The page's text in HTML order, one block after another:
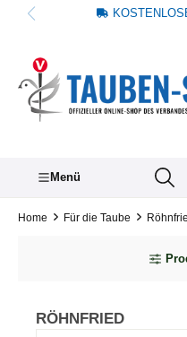
springen
Menü
Home Für die Taube
RÖHNFRIED